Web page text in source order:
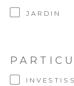
JARDIN